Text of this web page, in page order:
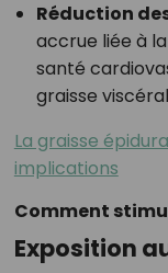
Réduction
accrue liée à
santé
graisse
La graisse
implications
Comment
Exposition